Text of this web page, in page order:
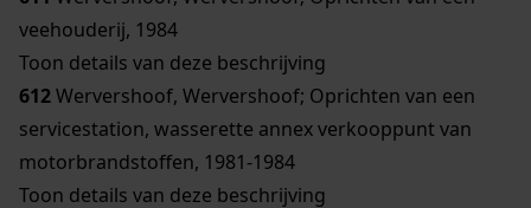
veehouderij, 1984
Toon details van deze beschrijving
612Wervershoof, Wervershoof; Oprichten van een
servicestation, wasserette annex verkooppunt van
motorbrandstoffen, 1981-1984
Toon details van deze beschrijving